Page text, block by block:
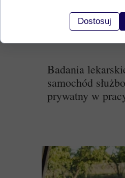
Badania
samochód
prywatny w
Dostosuj